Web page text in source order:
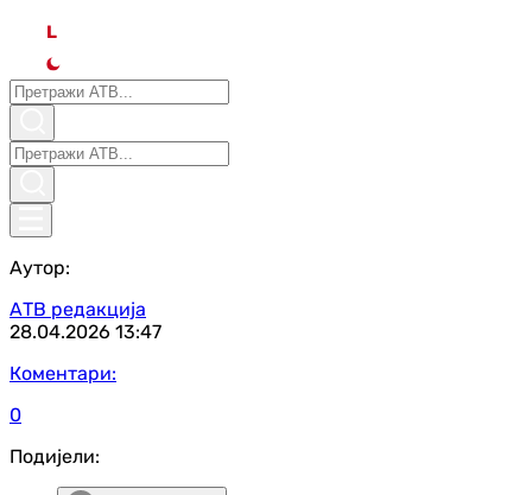
L
Аутор:
АТВ редакција
28.04.2026 13:47
Коментари:
0
Подијели: